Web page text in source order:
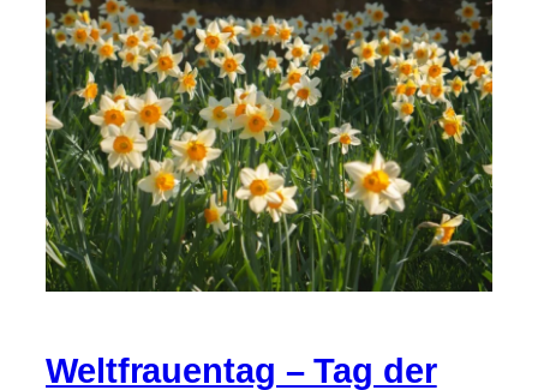
Weltfrauentag – Tag der